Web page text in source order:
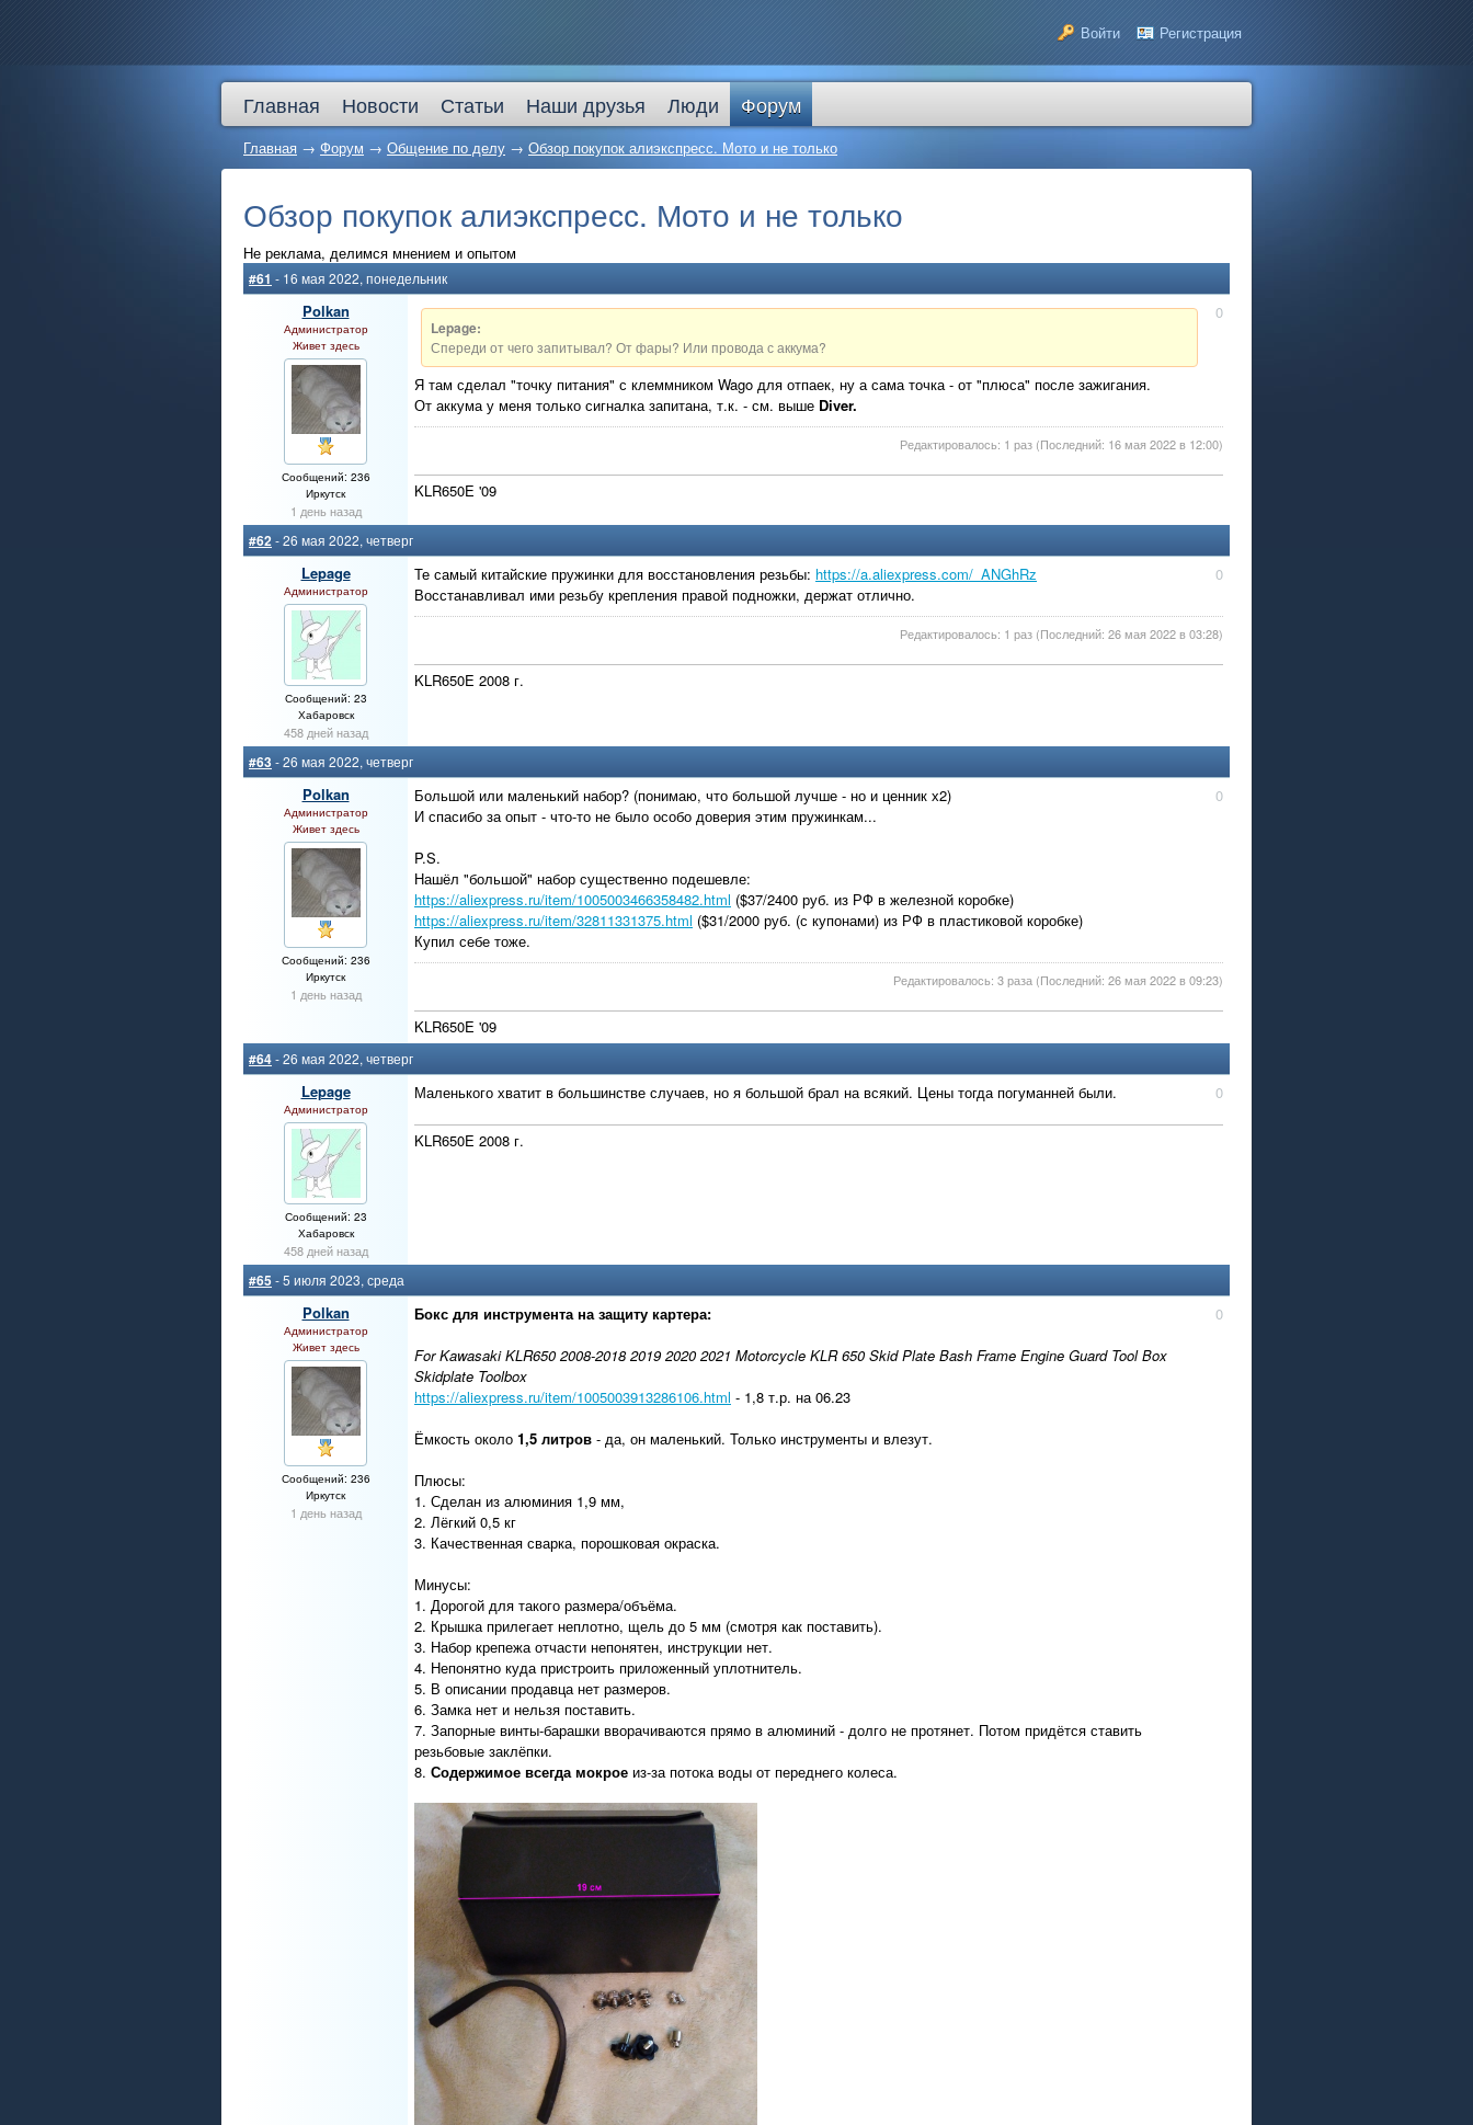
Войти Регистрация
Главная Новости Статьи Наши друзья Люди Форум
Главная → Форум → Общение по делу → Обзор покупок алиэкспресс. Мото и не только
Обзор покупок алиэкспресс. Мото и не только
Не реклама, делимся мнением и опытом
#61 - 16 мая 2022, понедельник
Polkan
Администратор
Живет здесь
Сообщений: 236
Иркутск
1 день назад
0
Lepage:
Спереди от чего запитывал? От фары? Или провода с аккума?
Я там сделал "точку питания" с клеммником Wago для отпаек, ну а сама точка - от "плюса" после зажигания.
От аккума у меня только сигналка запитана, т.к. - см. выше Diver.
Редактировалось: 1 раз (Последний: 16 мая 2022 в 12:00)
KLR650E '09
#62- 26 мая 2022, четверг
Lepage
Администратор
Сообщений: 23
Хабаровск
458 дней назад
0
Те самый китайские пружинки для восстановления резьбы: https://a.aliexpress.com/_ANGhRz
Восстанавливал ими резьбу крепления правой подножки, держат отлично.
Редактировалось: 1 раз (Последний: 26 мая 2022 в 03:28)
KLR650E 2008 г.
#63- 26 мая 2022, четверг
Polkan
Администратор
Живет здесь
Сообщений: 236
Иркутск
1 день назад
0
Большой или маленький набор? (понимаю, что большой лучше - но и ценник х2)
И спасибо за опыт - что-то не было особо доверия этим пружинкам...
P.S.
Нашёл "большой" набор существенно подешевле:
https://aliexpress.ru/item/1005003466358482.html ($37/2400 руб. из РФ в железной коробке)
https://aliexpress.ru/item/32811331375.html ($31/2000 руб. (с купонами) из РФ в пластиковой коробке)
Купил себе тоже.
Редактировалось: 3 раза (Последний: 26 мая 2022 в 09:23)
KLR650E '09
#64- 26 мая 2022, четверг
Lepage
Администратор
Сообщений: 23
Хабаровск
458 дней назад
0
Маленького хватит в большинстве случаев, но я большой брал на всякий. Цены тогда погуманней были.
KLR650E 2008 г.
#65 - 5 июля 2023, среда
Polkan
Администратор
Живет здесь
Сообщений: 236
Иркутск
1 день назад
0
Бокс для инструмента на защиту картера:
For Kawasaki KLR650 2008-2018 2019 2020 2021 Motorcycle KLR 650 Skid Plate Bash Frame Engine Guard Tool Box
Skidplate Toolbox
https://aliexpress.ru/item/1005003913286106.html - 1,8 т.р. на 06.23
Ёмкость около 1,5 литров - да, он маленький. Только инструменты и влезут.
Плюсы:
1. Сделан из алюминия 1,9 мм,
2. Лёгкий 0,5 кг
3. Качественная сварка, порошковая окраска.
Минусы:
1. Дорогой для такого размера/объёма.
2. Крышка прилегает неплотно, щель до 5 мм (смотря как поставить).
3. Набор крепежа отчасти непонятен, инструкции нет.
4. Непонятно куда пристроить приложенный уплотнитель.
5. В описании продавца нет размеров.
6. Замка нет и нельзя поставить.
7. Запорные винты-барашки вворачиваются прямо в алюминий - долго не протянет. Потом придётся ставить
резьбовые заклёпки.
8. Содержимое всегда мокрое из-за потока воды от переднего колеса.